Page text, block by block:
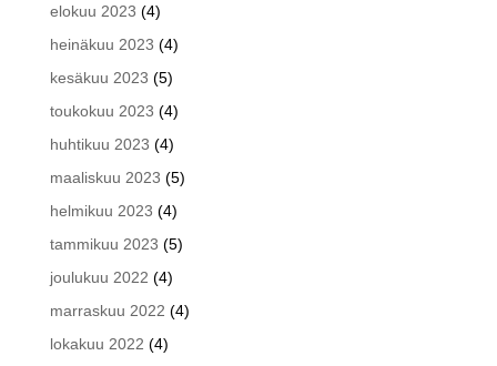
elokuu 2023 (4)
heinäkuu 2023 (4)
kesäkuu 2023 (5)
toukokuu 2023 (4)
huhtikuu 2023 (4)
maaliskuu 2023 (5)
helmikuu 2023 (4)
tammikuu 2023 (5)
joulukuu 2022 (4)
marraskuu 2022 (4)
lokakuu 2022 (4)